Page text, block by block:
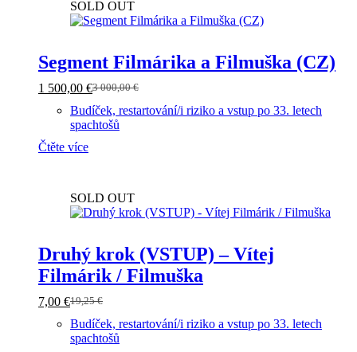
SOLD OUT
Segment Filmárika a Filmuška (CZ)
3 000,00€
Původní
cena
byla:
000,00 €.
1 500,00 €
Aktuální
cena
je:
500,00 €.
Budíček, restartování/i riziko a vstup po 33. letech
spachtošů
Čtěte více
SOLD OUT
Druhý krok (VSTUP) – Vítej
Filmárik / Filmuška
19,25€
Původní
cena
byla:
7,00 €Aktuální
cena
je:
Budíček, restartování/i riziko a vstup po 33. letech
spachtošů